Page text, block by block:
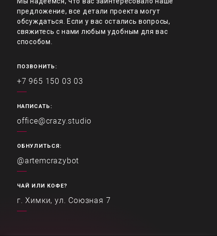
предложение, все детали проекта могут
обсуждаться. Если у вас остались вопросы,
свяжитесь с нами любым удобным для вас
способом.
ПОЗВОНИТЬ:
+7 965 150 03 03
НАПИСАТЬ:
office@crazy.studio
ОБНУЛИТЬСЯ:
@artemcrazybot
ЧАЙ ИЛИ КОФЕ?
г. Химки, ул. Союзная 7